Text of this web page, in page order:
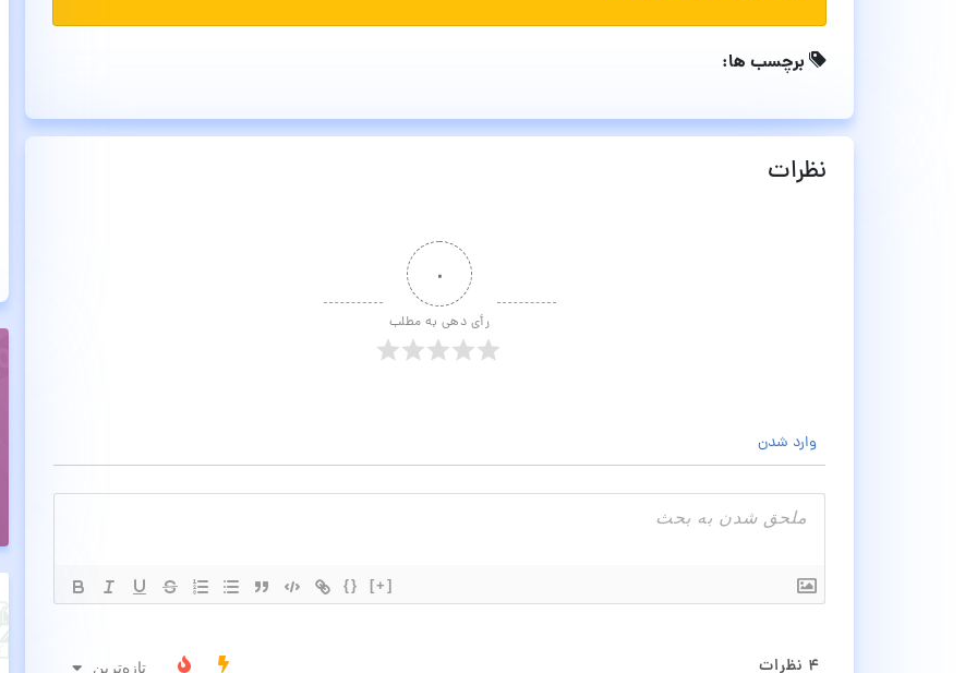
برچسب ها:
نظرات
۰
رأی دهی به مطلب
وارد شدن
{} [+]
۴ نظرات تازه‌ترین